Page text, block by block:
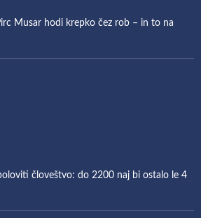
Musar hodi krepko čez rob – in to na
človeštvo: do 2200 naj bi ostalo le 4